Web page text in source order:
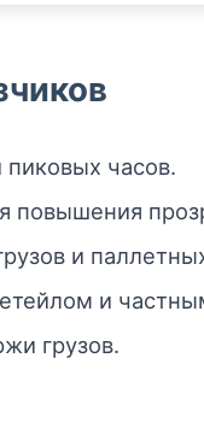
часов.
повышения
и
и
грузов.